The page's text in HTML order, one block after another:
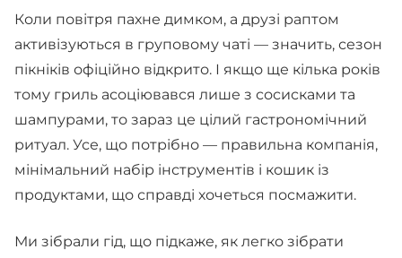
Коли повітря пахне димком, а друзі раптом
активізуються в груповому чаті — значить, сезон
пікніків офіційно відкрито. І якщо ще кілька років
тому гриль асоціювався лише з сосисками та
шампурами, то зараз це цілий гастрономічний
ритуал. Усе, що потрібно — правильна компанія,
мінімальний набір інструментів і кошик із
продуктами, що справді хочеться посмажити.
Ми зібрали гід, що підкаже, як легко зібрати